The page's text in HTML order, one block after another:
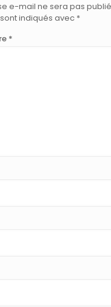
e-mail ne sera pas
indiqués avec *
*